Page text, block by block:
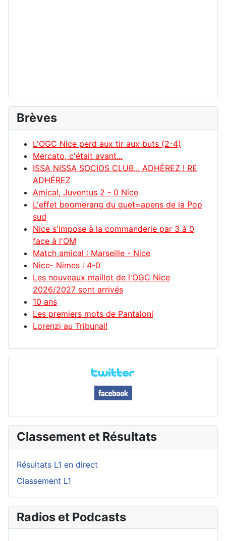
Brèves
L'OGC Nice perd aux tir aux buts (2-4)
Mercato, c'était avant...
ISSA NISSA SOCIOS CLUB... ADHÉREZ ! RE
ADHÉREZ
Amical, Juventus 2 - 0 Nice
L'effet boomerang du guet=apens de la Pop
sud
Nice s'impose à la commanderie par 3 à 0
face à l'OM
Match amical : Marseille - Nice
Nice- Nimes : 4-0
Les nouveaux maillot de l'OGC Nice
2026/2027 sont arrivés
10 ans
Les premiers mots de Pantaloni
Lorenzi au Tribunal!
Classement et Résultats
Résultats L1 en direct
Classement L1
Radios et Podcasts